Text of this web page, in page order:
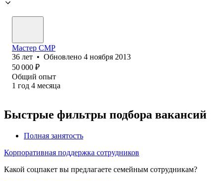
Мастер СМР
36 лет • Обновлено 4 ноября 2013
50 000 ₽
Общий опыт
1 год 4 месяца
Быстрые фильтры подбора вакансий
Полная занятость
Корпоративная поддержка сотрудников
Какой соцпакет вы предлагаете семейным сотрудникам?